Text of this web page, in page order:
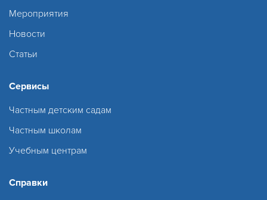
Мероприятия
Новости
Статьи
Сервисы
Частным детским садам
Частным школам
Учебным центрам
Справки